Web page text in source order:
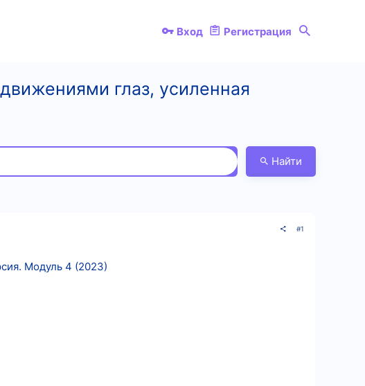
Вход Регистрация
глаз, усиленная
Найти
#1
Модуль 4 (2023)